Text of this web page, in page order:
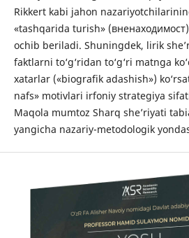
Rikkert kabi jahon
«tashqarida turish»
ochib beriladi. Shuningdek, lirik
faktlarni to‘g‘ridan to‘g‘ri matnga
xatarlar («biografik adashish»)
nafs» motivlari irfoniy strategiya
Maqola mumtoz Sharq she’riyati
yangicha nazariy-metodologik